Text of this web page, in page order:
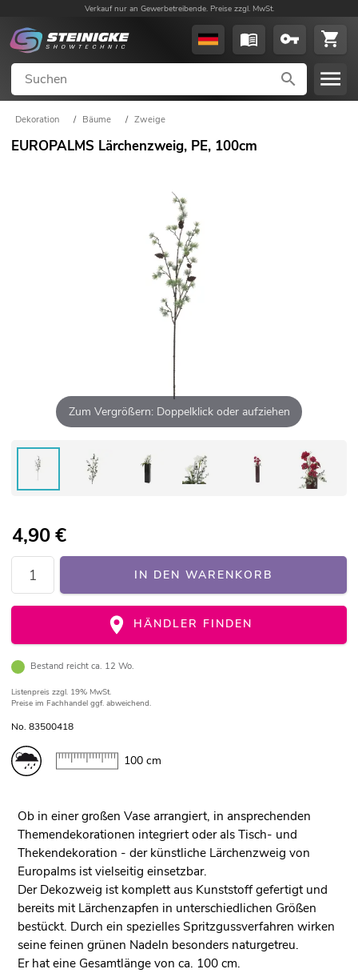
Verkauf nur an Gewerbetreibende. Preise zzgl. MwSt.
Dekoration / Bäume / Zweige
EUROPALMS Lärchenzweig, PE, 100cm
Zum Vergrößern: Doppelklick oder aufziehen
4,90€
IN DEN WARENKORB
HÄNDLER FINDEN
Bestand reicht ca. 12 Wo.
Listenpreis zzgl. 19% MwSt.
Preise im Fachhandel ggf. abweichend.
No. 83500418
100 cm
Ob in einer großen Vase arrangiert, in ansprechenden
Themendekorationen integriert oder als Tisch- und
Thekendekoration - der künstliche Lärchenzweig von
Europalms ist vielseitig einsetzbar.
Der Dekozweig ist komplett aus Kunststoff gefertigt und
bereits mit Lärchenzapfen in unterschiedlichen Größen
bestückt. Durch ein spezielles Spritzgussverfahren wirken
seine feinen grünen Nadeln besonders naturgetreu.
Er hat eine Gesamtlänge von ca. 100 cm.